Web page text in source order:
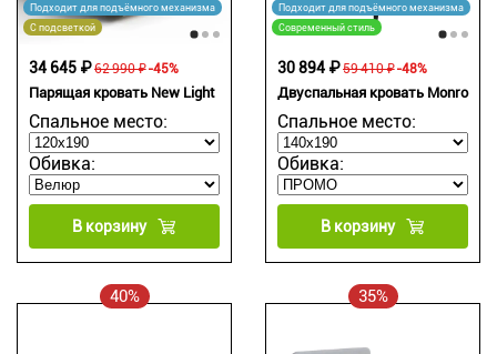
Подходит для подъёмного механизма
С подсветкой
Парящая кровать New Light
Спальное место:
Обивка:
62 990 ₽
34 645 ₽ -45%
В корзину
Подходит для подъёмного механизма
Современный стиль
Двуспальная кровать Monro
Спальное место:
Обивка:
59 410 ₽
30 894 ₽ -48%
В корзину
40% 35%